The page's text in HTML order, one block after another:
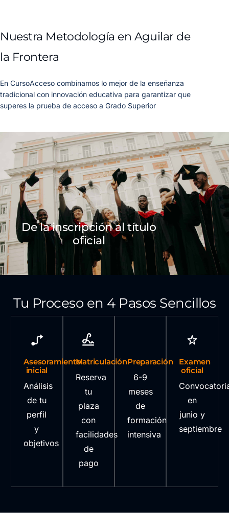
Nuestra Metodología en Aguilar de
la Frontera
En CursoAcceso combinamos lo mejor de la enseñanza
tradicional con innovación educativa para garantizar que
superes la prueba de acceso a Grado Superior
De la inscripción al título
oficial
Tu Proceso en 4 Pasos Sencillos
Asesoramiento
inicial
Análisis
de tu
perfil
y
objetivos
Matriculación
Reserva
tu
plaza
con
facilidades
de
pago
Preparación
6-9
meses
de
formación
intensiva
Examen
oficial
en
junio y
septiembre